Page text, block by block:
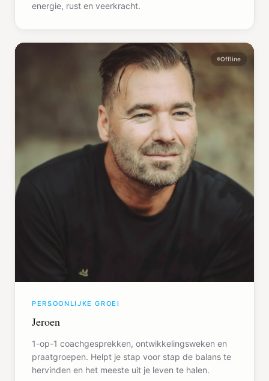
energie, rust en veerkracht.
Offline
PERSOONLIJKE GROEI
Jeroen
1-op-1 coachgesprekken, ontwikkelingsweken en
praatgroepen. Helpt je stap voor stap de balans te
hervinden en het meeste uit je leven te halen.